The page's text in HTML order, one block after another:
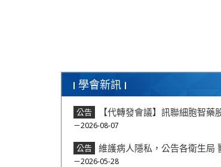
學會新訊
公告 【代轉發會議】訊聯細胞智
－2026-08-07
公告 維護病人隱私，公告各衛生局
－2026-05-28